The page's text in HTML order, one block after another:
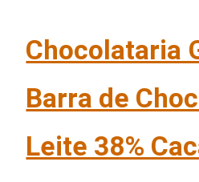
Chocolataria
Barra de
Leite 38%